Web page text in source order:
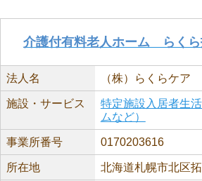
介護付有料老人ホーム らくら
法人名 （株）らくらケア
施設・サービス
特定施設入居者生
ムなど）
事業所番号 0170203616
所在地 北海道札幌市北区